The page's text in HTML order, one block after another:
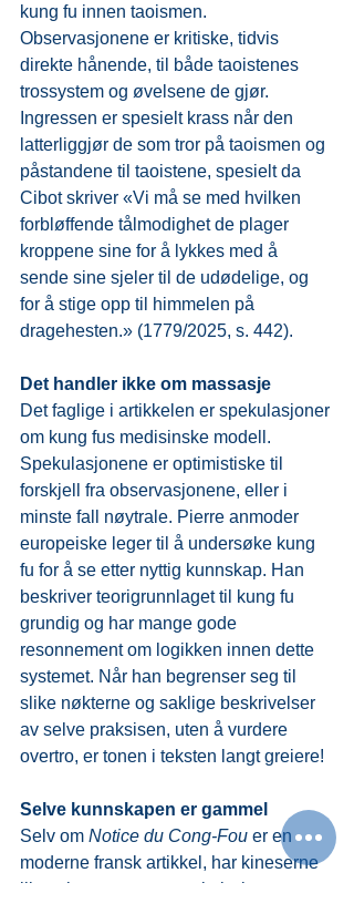
kung fu innen taoismen.
Observasjonene er kritiske, tidvis
direkte hånende, til både taoistenes
trossystem og øvelsene de gjør.
Ingressen er spesielt krass når den
latterliggjør de som tror på taoismen og
påstandene til taoistene, spesielt da
Cibot skriver «Vi må se med hvilken
forbløffende tålmodighet de plager
kroppene sine for å lykkes med å
sende sine sjeler til de udødelige, og
for å stige opp til himmelen på
dragehesten.» (1779/2025, s. 442).
Det handler ikke om massasje
Det faglige i artikkelen er spekulasjoner
om kung fus medisinske modell.
Spekulasjonene er optimistiske til
forskjell fra observasjonene, eller i
minste fall nøytrale. Pierre anmoder
europeiske leger til å undersøke kung
fu for å se etter nyttig kunnskap. Han
beskriver teorigrunnlaget til kung fu
grundig og har mange gode
resonnement om logikken innen dette
systemet. Når han begrenser seg til
slike nøkterne og saklige beskrivelser
av selve praksisen, uten å vurdere
overtro, er tonen i teksten langt greiere!
Selve kunnskapen er gammel
Selv om Notice du Cong-Fou er en
moderne fransk artikkel, har kineserne
likevel noen svært gamle bøker som